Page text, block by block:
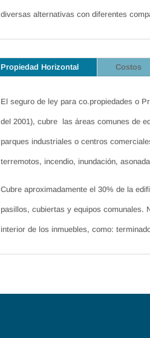
diversas alternativas con diferentes
Propiedad Horizontal Costos
El seguro de ley para co.propiedades o
del 2001), cubre las áreas comunes de
parques industriales o centros
terremotos, incendio, inundación,
Cubre aproximadamente el 30% de la
pasillos, cubiertas y equipos comunales.
interior de los inmuebles, como: